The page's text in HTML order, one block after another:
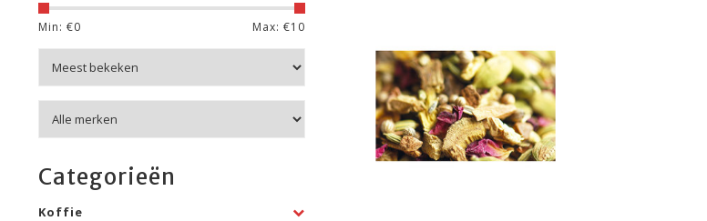
Min: €0 Max: €10
Categorieën
Koffie